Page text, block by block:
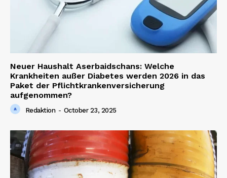
Neuer Haushalt Aserbaidschans: Welche
Krankheiten außer Diabetes werden 2026 in das
Paket der Pflichtkrankenversicherung
aufgenommen?
Redaktion - October 23, 2025